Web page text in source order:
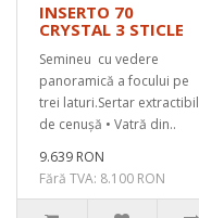
INSERTO 70
CRYSTAL 3 STICLE
Semineu cu vedere
panoramică a focului pe
trei laturi.Sertar extractibil
de cenușă • Vatră din..
9.639 RON
Fără TVA: 8.100 RON